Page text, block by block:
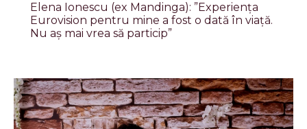
Elena Ionescu (ex Mandinga): ”Experiența
Eurovision pentru mine a fost o dată în viață.
Nu aș mai vrea să particip”